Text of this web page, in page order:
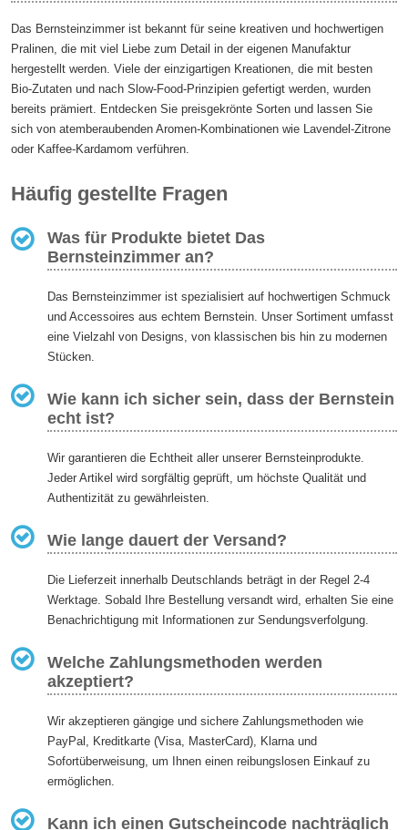
Das Bernsteinzimmer ist bekannt für seine kreativen und hochwertigen
Pralinen, die mit viel Liebe zum Detail in der eigenen Manufaktur
hergestellt werden. Viele der einzigartigen Kreationen, die mit besten
Bio-Zutaten und nach Slow-Food-Prinzipien gefertigt werden, wurden
bereits prämiert. Entdecken Sie preisgekrönte Sorten und lassen Sie
sich von atemberaubenden Aromen-Kombinationen wie Lavendel-Zitrone
oder Kaffee-Kardamom verführen.
Häufig gestellte Fragen
Was für Produkte bietet Das
Bernsteinzimmer an?
Das Bernsteinzimmer ist spezialisiert auf hochwertigen Schmuck
und Accessoires aus echtem Bernstein. Unser Sortiment umfasst
eine Vielzahl von Designs, von klassischen bis hin zu modernen
Stücken.
Wie kann ich sicher sein, dass der Bernstein
echt ist?
Wir garantieren die Echtheit aller unserer Bernsteinprodukte.
Jeder Artikel wird sorgfältig geprüft, um höchste Qualität und
Authentizität zu gewährleisten.
Wie lange dauert der Versand?
Die Lieferzeit innerhalb Deutschlands beträgt in der Regel 2-4
Werktage. Sobald Ihre Bestellung versandt wird, erhalten Sie eine
Benachrichtigung mit Informationen zur Sendungsverfolgung.
Welche Zahlungsmethoden werden
akzeptiert?
Wir akzeptieren gängige und sichere Zahlungsmethoden wie
PayPal, Kreditkarte (Visa, MasterCard), Klarna und
Sofortüberweisung, um Ihnen einen reibungslosen Einkauf zu
ermöglichen.
Kann ich einen Gutscheincode nachträglich